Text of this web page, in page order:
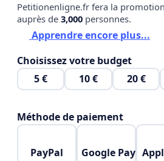
Pour certains ce sont des vies
dans tous les domaines........
En esperant vivement une fin
parcours de combattant_es.
nos sincères salutations.
Petitionenligne.fr fera la
auprès de 3,000 personnes.
Apprendre encore plus...
Choisissez votre budget
5 €
10 € 20 €
Méthode de paiement
PayPal Google Pay